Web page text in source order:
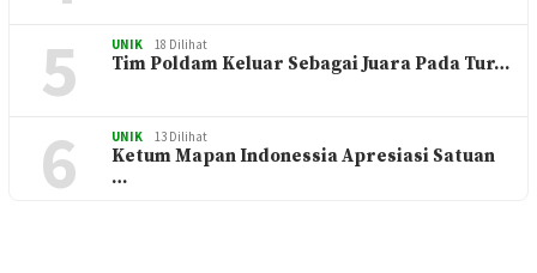
5 UNIK 18 Dilihat
Tim Poldam Keluar Sebagai Juara Pada Tur…
6 UNIK 13 Dilihat
Ketum Mapan Indonessia Apresiasi Satuan
…